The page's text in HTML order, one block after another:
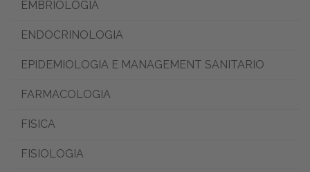
EMBRIOLOGIA
ENDOCRINOLOGIA
EPIDEMIOLOGIA E MANAGEMENT SANITARIO
FARMACOLOGIA
FISICA
FISIOLOGIA